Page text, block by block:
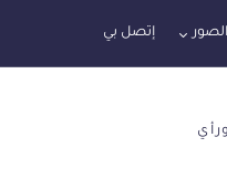
الصور إتصل بي